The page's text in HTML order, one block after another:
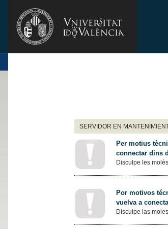
SERVIDOR EN
Per motius
connectar dins
Disculpe les
Por motivos
vuelva a
Disculpe las